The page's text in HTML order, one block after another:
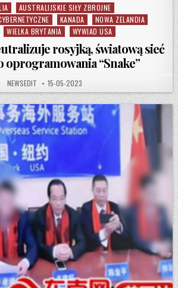
AUSTRALIJSKIE SIŁY ZBROJNE
KANADA
NOWA ZELANDIA
WIELKA BRYTANIA WYWIAD USA
rosyjką, światową sieć
oprogramowania “Snake”
AUTHOR:
NEWSEDIT PUBLISHED DATE:
15-05-2023